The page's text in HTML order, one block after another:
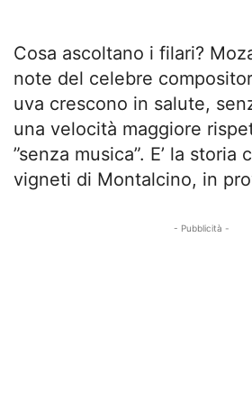
Cosa ascoltano i filari?
note del celebre
uva crescono in salute,
una velocità maggiore
”senza musica”. E’ la storia
vigneti di Montalcino, in
- Pubblicità -